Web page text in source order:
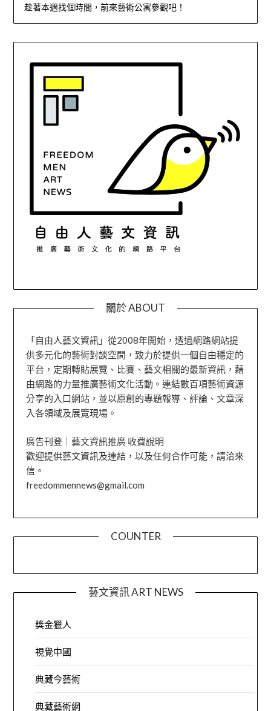
趁著本週找個時間，前來藝術公寓參觀吧！
關於 ABOUT
「自由人藝文資訊」從2008年開始，透過網路網站提
供多元化的藝術對談空間，致力於提供一個自由穩定的
平台，定期轉貼展覽、比賽、藝文相關的最新資訊，藉
由網路的力量推廣藝術文化活動。連結數百項藝術資源
分享的入口網站，並以原創的專題報導、評論、文章深
入各領域及展覽現場。
廣告刊登｜藝文資訊推廣 收費說明
歡迎提供藝文資訊及連結，以及任何合作可能，請洽來
信。
freedommennews@gmail.com
COUNTER
藝文資訊 ART NEWS
獎金獵人
視覺中國
典藏今藝術
典藏藝術網